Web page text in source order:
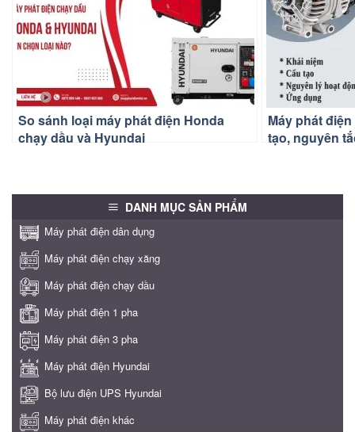
DANH MỤC SẢN PHẨM
Máy phát điện dân dụng
Máy phát điện chạy xăng
Máy phát điện chạy dầu
Máy phát điện 1 pha
Máy phát điện 3 pha
Máy phát điện Hyundai
Bộ lưu điện UPS Hyundai
Máy phát điện khác
So sánh loại máy phát điện Honda
chạy dầu và Hyundai
Máy phát
tạo, nguyên